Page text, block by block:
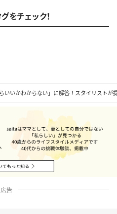
いいかわからない」に解答！スタイリストが
をチェック！
広告